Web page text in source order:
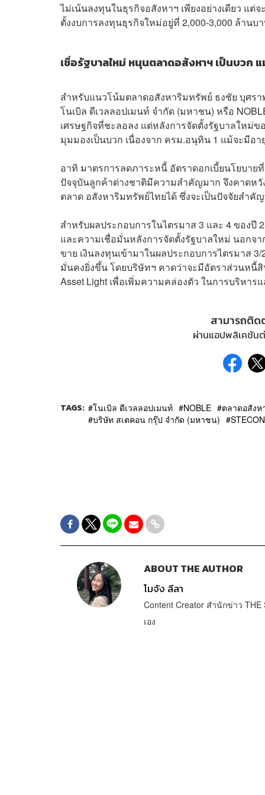
ไม่เน้นลงทุนในธุรกิจอสังหาฯ เพียงอย่างเดียว แต่
ตั้งงบการลงทุนธุรกิจใหม่อยู่ที่ 2,000-3,000 ล้านบ
เชื่อรัฐบาลใหม่ หนุนตลาดอสังหาฯ เป็นบวก
สำหรับแนวโน้มตลาดอสังหาริมทรัพย์ ธงชัย บุศร
โนเบิล ดีเวลลอปเมนท์ จำกัด (มหาชน) หรือ
เศรษฐกิจที่ชะลอลง แต่หลังการจัดตั้งรัฐบาลให
มุมมองเป็นบวก เนื่องจาก ครม.อนุทิน 1 แม้จะมีอ
อาทิ มาตรการลดภาระหนี้ อัตราดอกเบี้ยนโยบาย
ปัจจุบันลูกค้าต่างชาติมีความสำคัญมาก จึงคาดห
ตลาด อสังหาริมทรัพย์ไทยได้ ซึ่งจะเป็นปัจจัยสำ
สำหรับผลประกอบการในไตรมาส 3 และ 4 ของปี
และความเชื่อมั่นหลังการจัดตั้งรัฐบาลใหม่ นอกจ
ขาย เงินลงทุนเข้ามาในผลประกอบการไตรมาส
มั่นคงยิ่งขึ้น โดยบริษัทฯ คาดว่าจะมีอัตราส่วนหนี้
Asset Light เพื่อเพิ่มความคล่องตัว ในการบริหา
สามารถติด
ผ่านแอปพลิเคชัน
TAGS: โนเบิล ดีเวลลอปเมนท์ NOBLE
ตลาดอสังห
บริษัท สเตคอน กรุ๊ป จำกัด (มหาชน)
STECON
ABOUT THE AUTHOR
โมจัง ลีลา
Content Creator สำนักข่าว
เอง